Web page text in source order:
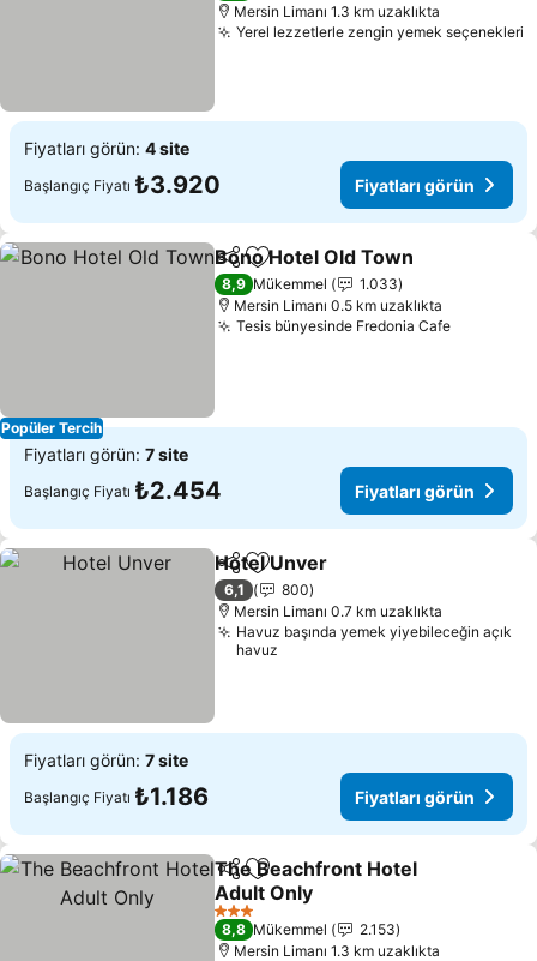
Mersin Limanı 1.3 km uzaklıkta
Yerel lezzetlerle zengin yemek seçenekleri
Fiyatları görün: 4 site
Başlangıç Fiyatı ₺3.920 Fiyatları görün
Popüler Tercih
PaylaşFavorilerime ekle
Bono Hotel Old Town
8,9 Mükemmel
1.033
Mersin Limanı 0.5 km uzaklıkta
Tesis bünyesinde Fredonia Cafe
Fiyatları görün: 7 site
Başlangıç Fiyatı ₺2.454 Fiyatları görün
PaylaşFavorilerime ekle
Hotel Unver
6,1
800
Mersin Limanı 0.7 km uzaklıkta
Havuz başında yemek yiyebileceğin açık
havuz
Fiyatları görün: 7 site
Başlangıç Fiyatı ₺1.186 Fiyatları görün
PaylaşFavorilerime ekle
The Beachfront Hotel
Adult Only
3 Yıldız
8,8 Mükemmel
2.153
Mersin Limanı 1.3 km uzaklıkta